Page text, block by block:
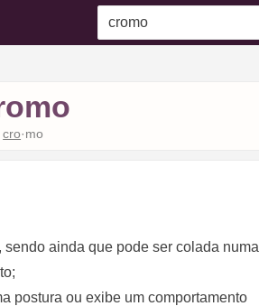
cro·mo
ainda que pode ser colada numa
postura ou exibe um comportamento